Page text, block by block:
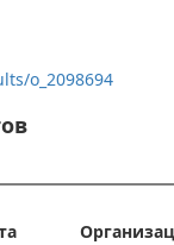
o_2098694